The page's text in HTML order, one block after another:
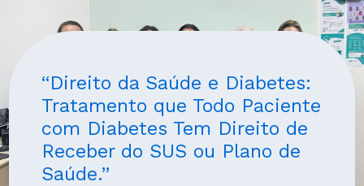
“Direito da Saúde e Diabetes:
Tratamento que Todo Paciente
com Diabetes Tem Direito de
Receber do SUS ou Plano de
Saúde.”